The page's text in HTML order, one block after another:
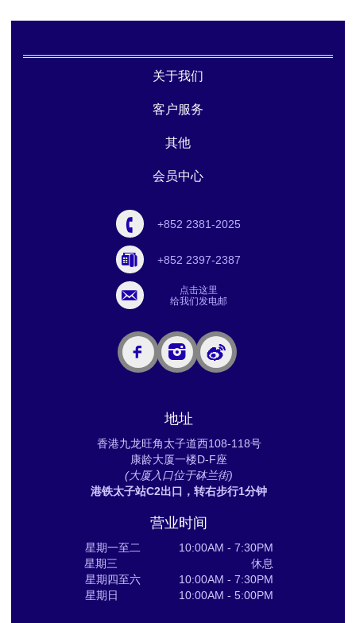
关于我们
客户服务
其他
会员中心
+852 2381-2025
+852 2397-2387
点击这里
给我们发电邮
地址
香港九龙旺角太子道西108-118号
康龄大厦一楼D-F座
(大厦入口位于砵兰街)
港铁太子站C2出口，转右步行1分钟
营业时间
星期一至二 10:00AM - 7:30PM
星期三 休息
星期四至六 10:00AM - 7:30PM
星期日 10:00AM - 5:00PM